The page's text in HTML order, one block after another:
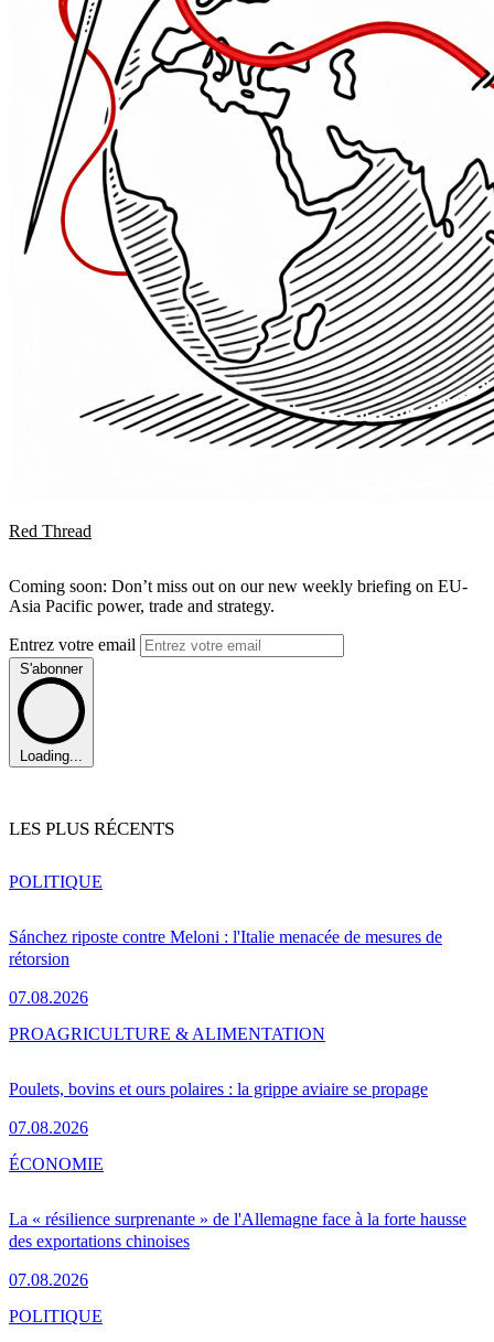
Red Thread
Coming soon: Don’t miss out on our new weekly briefing on EU-
Asia Pacific power, trade and strategy.
Entrez votre email
S'abonner
Loading...
LES PLUS RÉCENTS
Sánchez riposte contre Meloni : l'Italie menacée de mesures de
rétorsion
07.08.2026
POLITIQUE
Poulets, bovins et ours polaires : la grippe aviaire se propage
07.08.2026
PROAGRICULTURE & ALIMENTATION
La « résilience surprenante » de l'Allemagne face à la forte hausse
des exportations chinoises
07.08.2026
ÉCONOMIE
POLITIQUE